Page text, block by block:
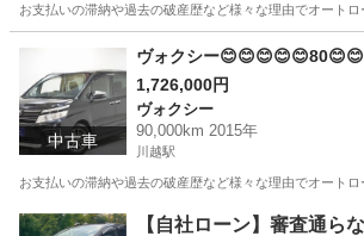
お支払いの滞納や過去の破産歴など様々な理由でオート
狭山市 その他 オトロン
中古車
ヴォクシー
1,726,000円
ヴォクシー
90,000km 2015年
川越駅
お支払いの滞納や過去の破産歴など様々な理由でオート
埼玉 東松山市 川越駅 ヴォクシー オト
【自社ローン】審査通ら